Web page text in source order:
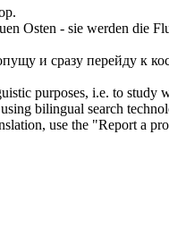
Osten - sie werden die
и сразу перейду к
purposes, i.e. to study
bilingual search
use the "Report a